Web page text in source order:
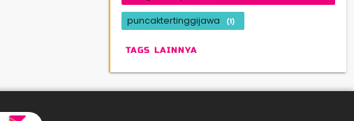
puncaktertinggijawa (1)
TAGS LAINNYA